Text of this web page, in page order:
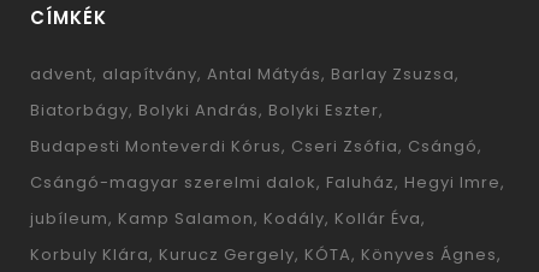
CÍMKÉK
advent alapítvány Antal Mátyás Barlay Zsuzsa
Biatorbágy Bolyki András Bolyki Eszter
Budapesti Monteverdi Kórus Cseri Zsófia Csángó
Csángó-magyar szerelmi dalok Faluház Hegyi Imre
jubíleum Kamp Salamon Kodály Kollár Éva
Korbuly Klára Kurucz Gergely KÓTA Könyves Ágnes